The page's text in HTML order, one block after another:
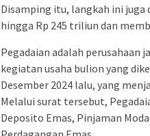
Disamping itu, langkah ini
hingga Rp 245 triliun dan
Pegadaian adalah perusahaan
kegiatan usaha bulion yang
Desember 2024 lalu, yang
Melalui surat tersebut,
Deposito Emas, Pinjaman